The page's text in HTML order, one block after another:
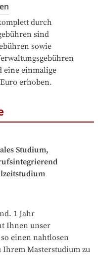
durch
sind
sowie
eine einmalige
erhoben.
Studium,
1 Jahr
Ihnen unser
einen nahtlosen
Masterstudium zu